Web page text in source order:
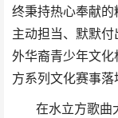
终秉持热心奉献的
主动担当、默默
外华裔青少年文
方系列文化赛事落
在水立方歌曲